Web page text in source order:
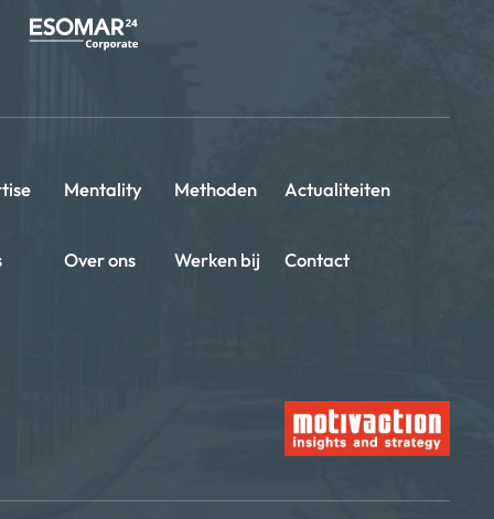
Mentality Methoden Actualiteiten
Over ons Werken bij Contact